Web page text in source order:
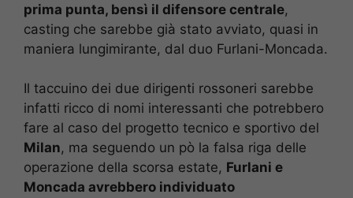
prima punta, bensì il difensore centrale,
casting che sarebbe già stato avviato, quasi in
maniera lungimirante, dal duo Furlani-Moncada.
Il taccuino dei due dirigenti rossoneri sarebbe
infatti ricco di nomi interessanti che potrebbero
fare al caso del progetto tecnico e sportivo del
Milan, ma seguendo un pò la falsa riga delle
operazione della scorsa estate, Furlani e
Moncada avrebbero individuato